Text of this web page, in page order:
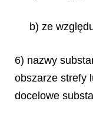
b) ze
6) nazwy
obszarze strefy
docelowe